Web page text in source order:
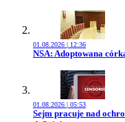
01.08.2026 | 12:36
Przejdź do artykułu:
NSA: Adoptowana
01.08.2026 | 05:53
Przejdź do artykułu:
Sejm pracuje nad